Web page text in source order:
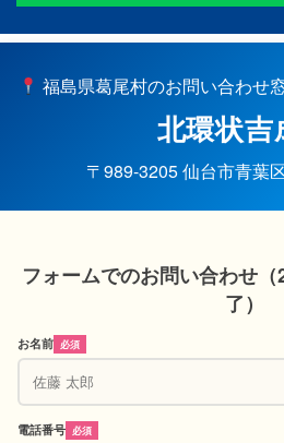
福島県葛尾村のお問い合わせ
北環状吉
〒989-3205 仙台市青葉
フォームでのお問い合わせ
了）
お名前 必須
電話番号 必須